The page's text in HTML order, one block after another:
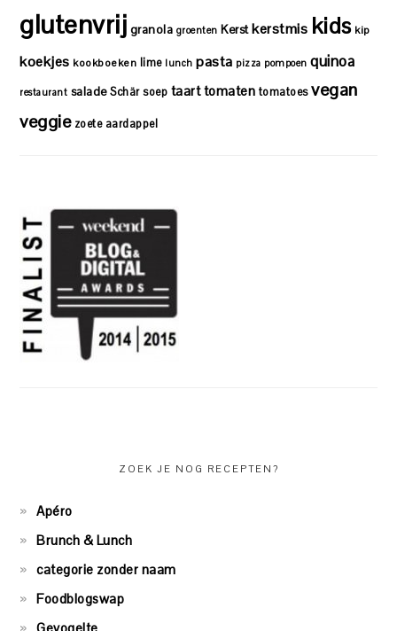
glutenvrij granola groenten Kerst kerstmis kids kip
koekjes kookboeken lime lunch pasta pizza pompoen quinoa
restaurant salade Schär soep taarttomaten tomatoes vegan
veggie zoete aardappel
ZOEK JE NOG RECEPTEN?
Apéro
Brunch & Lunch
categorie zonder naam
Foodblogswap